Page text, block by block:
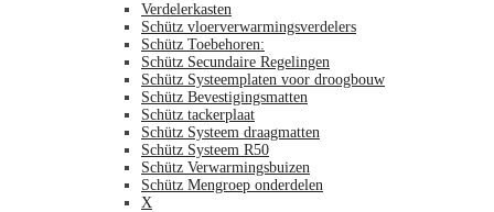
Verdelerkasten
Schütz vloerverwarmingsverdelers
Schütz Toebehoren:
Schütz Secundaire Regelingen
Schütz Systeemplaten voor droogbouw
Schütz Bevestigingsmatten
Schütz tackerplaat
Schütz Systeem draagmatten
Schütz Systeem R50
Schütz Verwarmingsbuizen
Schütz Mengroep onderdelen
X